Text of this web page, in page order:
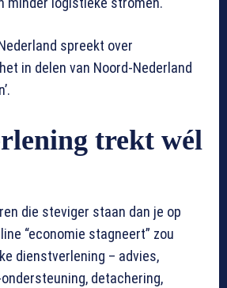
spreekt over
in delen van Noord-Nederland
trekt wél
die steviger staan dan je op
“economie stagneert” zou
dienstverlening – advies,
detachering,